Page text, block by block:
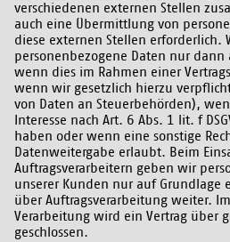
verschiedenen externen Stellen
auch eine Übermittlung von
diese externen Stellen erforderlich.
personenbezogene Daten nur
wenn dies im Rahmen einer
wenn wir gesetzlich hierzu
von Daten an Steuerbehörden),
Interesse nach Art. 6 Abs. 1 lit. f
haben oder wenn eine sonstige
Datenweitergabe erlaubt. Beim
Auftragsverarbeitern geben wir
unserer Kunden nur auf Grundlage
über Auftragsverarbeitung weiter.
Verarbeitung wird ein Vertrag über
geschlossen.